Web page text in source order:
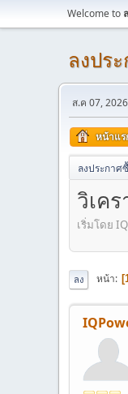
Welcome to
ลงปร
ส.ค 07,
หน้าแร
ลงประกาศ
วิเค
เริ่มโดย
ลง หน้า